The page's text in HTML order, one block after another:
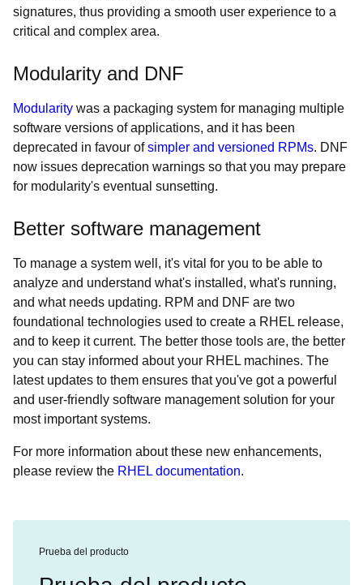
signatures, thus providing a smooth user experience to a
critical and complex area.
Modularity and DNF
Modularity was a packaging system for managing multiple
software versions of applications, and it has been
deprecated in favour ofsimpler and versioned RPMs. DNF
now issues deprecation warnings so that you may prepare
for modularity's eventual sunsetting.
Better software management
To manage a system well, it's vital for you to be able to
analyze and understand what's installed, what's running,
and what needs updating. RPM and DNF are two
foundational technologies used to create a RHEL release,
and to keep it current. The better those tools are, the better
you can stay informed about your RHEL machines. The
latest updates to them ensures that you've got a powerful
and user-friendly software management solution for your
most important systems.
For more information about these new enhancements,
please review the RHEL documentation.
Prueba del producto